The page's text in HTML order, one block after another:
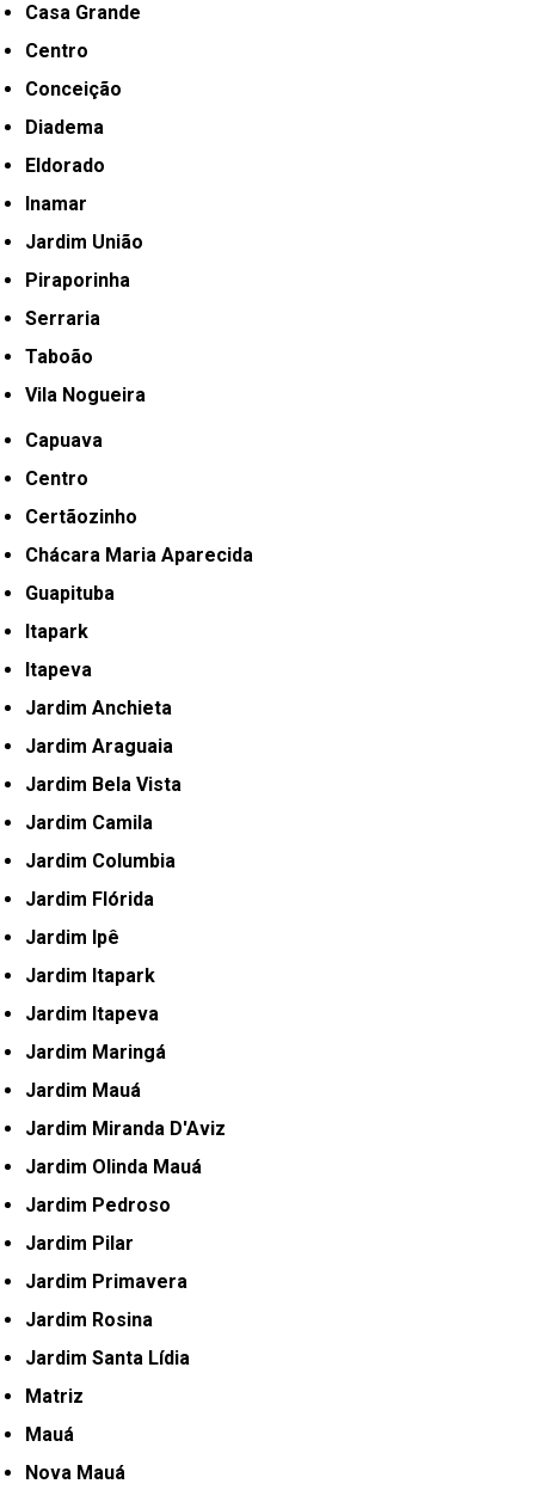
Casa Grande
Centro
Conceição
Diadema
Eldorado
Inamar
Jardim União
Piraporinha
Serraria
Taboão
Vila Nogueira
Capuava
Centro
Certãozinho
Chácara Maria Aparecida
Guapituba
Itapark
Itapeva
Jardim Anchieta
Jardim Araguaia
Jardim Bela Vista
Jardim Camila
Jardim Columbia
Jardim Flórida
Jardim Ipê
Jardim Itapark
Jardim Itapeva
Jardim Maringá
Jardim Mauá
Jardim Miranda D'Aviz
Jardim Olinda Mauá
Jardim Pedroso
Jardim Pilar
Jardim Primavera
Jardim Rosina
Jardim Santa Lídia
Matriz
Mauá
Nova Mauá